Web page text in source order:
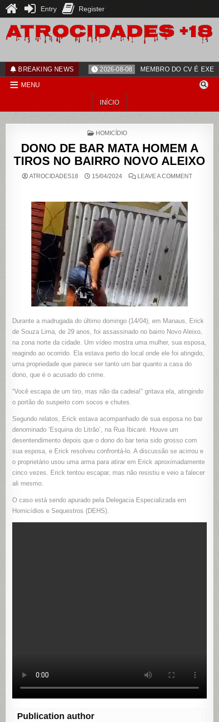
content
BREAKING NEWS 2026-08-08 MEMBRO DO CV É
MENU
INÍCIO
POSTED
HOMICÍDIO
DONO DE BAR MATA HOMEM A
TIROS NO BAIRRO NOVO ALEIXO
ATROCIDADES18 15/04/2024 LEAVE A COMMENTON
Durante a madrugada do último domingo (14/04), em Manaus, Erick
de Souza Lima, de 29 anos, foi assassinado no bairro Novo Aleixo,
na zona norte da cidade. Um vídeo mostra uma mulher, sua esposa,
reagindo ao ocorrido. Ela estava perto do local onde ele foi atingido,
uma propriedade que parece ser tanto um bar quanto a casa do
dono, que é o acusado do crime.
“Você escapa de um tiro, mas não da cadeia!” gritava ela, atingindo
o portão do suspeito com socos e chutes.
Segundo relatos, Erick estava acompanhado de sua esposa no bar
denominado ‘Esquina do Litrão’, na Rua Ibicaré. Houve um
desentendimento depois que o dono do bar teria sido grosso com
sua esposa, e Erick resolveu confrontá-lo. A discussão se acirrou e
o proprietário usou uma arma para atirar em Erick aproximadamente
cinco vezes. Erick tentou escapar, mas não resistiu e veio a falecer
ali mesmo.
O caso está sendo apurado pela Delegacia Especializada em
Homicídios e Sequestros (DEHS).
Publication author
Entry Register